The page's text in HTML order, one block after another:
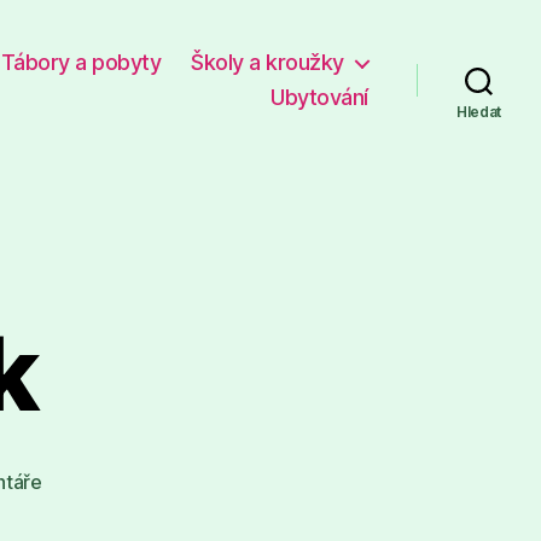
Tábory a pobyty
Školy a kroužky
Ubytování
Hledat
u